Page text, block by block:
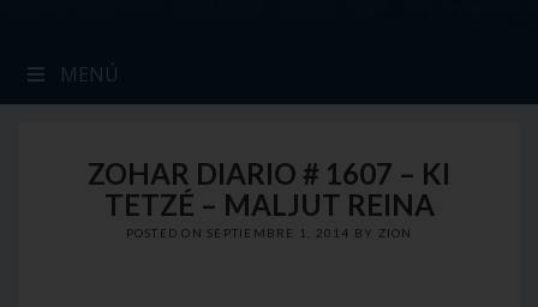
MENÚ
ZOHAR DIARIO # 1607 – KI
TETZÉ – MALJUT REINA
POSTED ON SEPTIEMBRE 1, 2014 BY ZION